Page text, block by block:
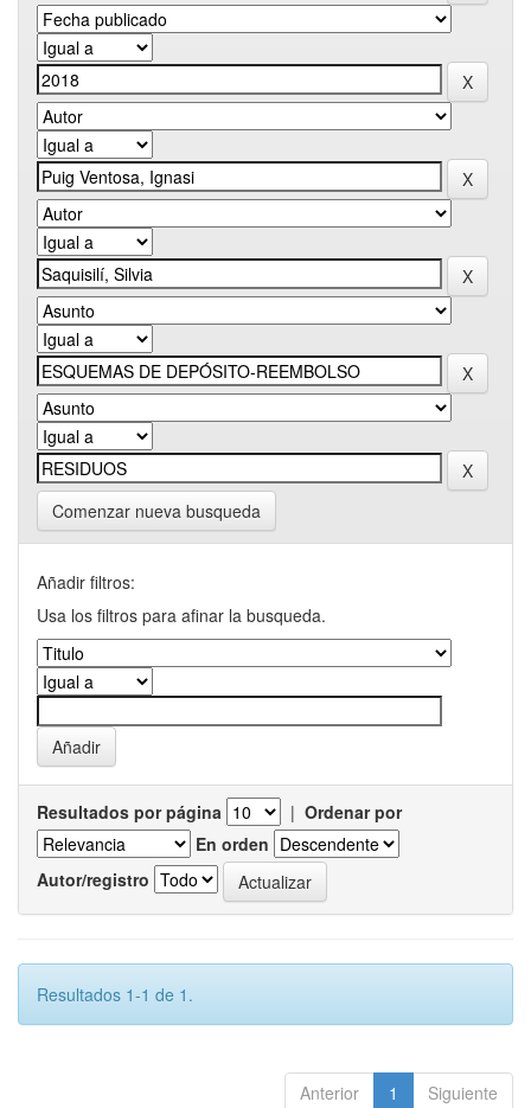
Comenzar nueva busqueda
Añadir filtros:
Usa los filtros para afinar la busqueda.
Resultados por página | Ordenar por
En orden
Autor/registro
Resultados 1-1 de 1.
Anterior 1 Siguiente